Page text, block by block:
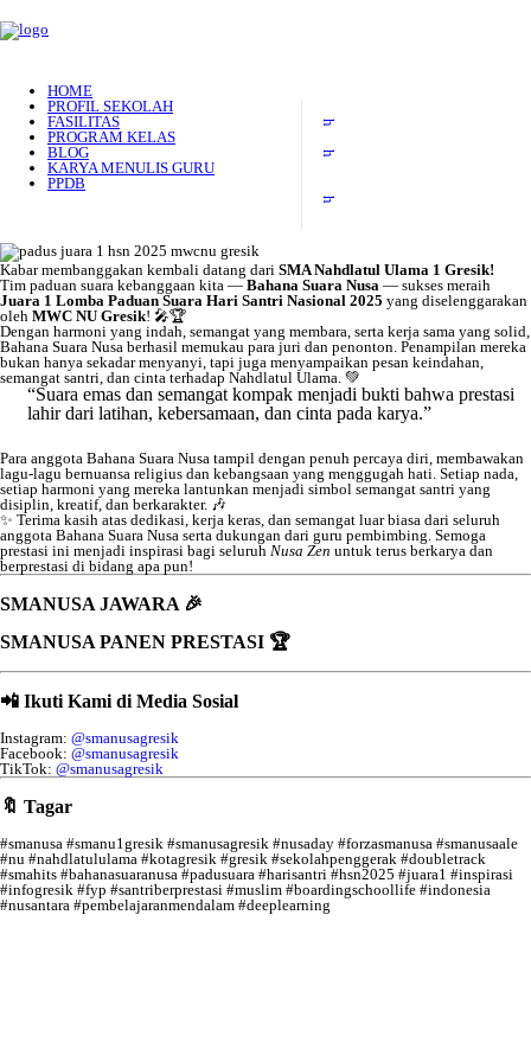
HOME
PROFIL SEKOLAH
FASILITAS
PROGRAM KELAS
BLOG
KARYA MENULIS GURU
PPDB
Kabar membanggakan kembali datang dari SMA Nahdlatul Ulama 1 Gresik!
Tim paduan suara kebanggaan kita — Bahana Suara Nusa — sukses meraih
Juara 1 Lomba Paduan Suara Hari Santri Nasional 2025 yang diselenggarakan
oleh MWC NU Gresik! 🎤🏆
Dengan harmoni yang indah, semangat yang membara, serta kerja sama yang solid,
Bahana Suara Nusa berhasil memukau para juri dan penonton. Penampilan mereka
bukan hanya sekadar menyanyi, tapi juga menyampaikan pesan keindahan,
semangat santri, dan cinta terhadap Nahdlatul Ulama. 💚
“Suara emas dan semangat kompak menjadi bukti bahwa prestasi
lahir dari latihan, kebersamaan, dan cinta pada karya.”
Para anggota Bahana Suara Nusa tampil dengan penuh percaya diri, membawakan
lagu-lagu bernuansa religius dan kebangsaan yang menggugah hati. Setiap nada,
setiap harmoni yang mereka lantunkan menjadi simbol semangat santri yang
disiplin, kreatif, dan berkarakter. 🎶
✨ Terima kasih atas dedikasi, kerja keras, dan semangat luar biasa dari seluruh
anggota Bahana Suara Nusa serta dukungan dari guru pembimbing. Semoga
prestasi ini menjadi inspirasi bagi seluruh Nusa Zen untuk terus berkarya dan
berprestasi di bidang apa pun!
SMANUSA JAWARA 🎉
SMANUSA PANEN PRESTASI 🏆
📲 Ikuti Kami di Media Sosial
Instagram: @smanusagresik
Facebook: @smanusagresik
TikTok: @smanusagresik
🔖 Tagar
#smanusa #smanu1gresik #smanusagresik #nusaday #forzasmanusa #smanusaale
#nu #nahdlatululama #kotagresik #gresik #sekolahpenggerak #doubletrack
#smahits #bahanasuaranusa #padusuara #harisantri #hsn2025 #juara1 #inspirasi
#infogresik #fyp #santriberprestasi #muslim #boardingschoollife #indonesia
#nusantara #pembelajaranmendalam #deeplearning